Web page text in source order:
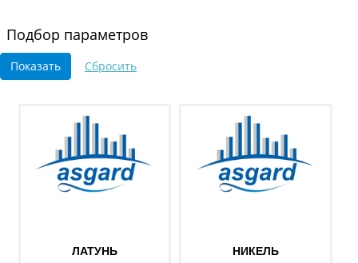
Подбор параметров
ЛАТУНЬ НИКЕЛЬ